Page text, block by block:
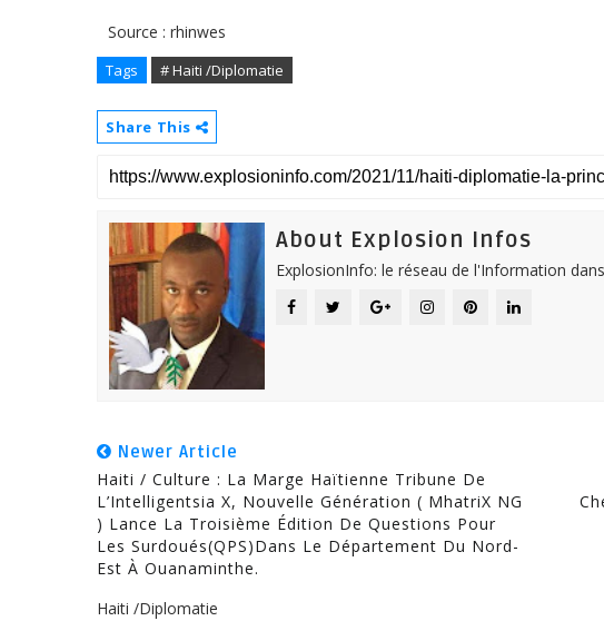
Source : rhinwes
Tags # Haiti /Diplomatie
Share This
About Explosion Infos
ExplosionInfo: le réseau de l'Information
Newer Article
Haiti / Culture : La Marge Haïtienne Tribune De
L’Intelligentsia X, Nouvelle Génération ( MhatriX NG
) Lance La Troisième Édition De Questions Pour
Les Surdoués(QPS)dans Le Département Du Nord-
Est À Ouanaminthe.
Haiti /Diplomatie